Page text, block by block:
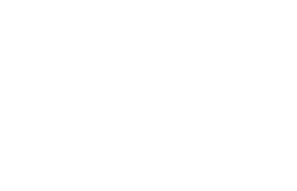
灣 (Bate Bay) 海岸線上最北端的巡邏海
共同巡邏。請注意離岸流，並始終在紅黃旗